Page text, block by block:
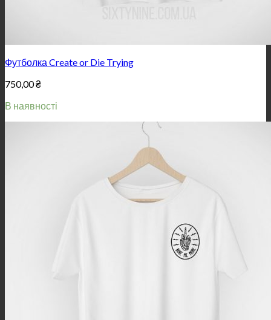
Футболка Create or Die Trying
750,00₴
В наявності